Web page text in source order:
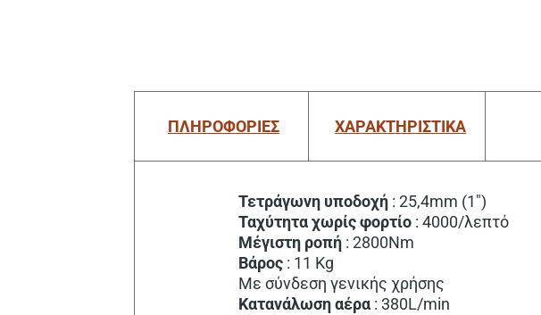
ΠΛΗΡΟΦΟΡΙΕΣ ΧΑΡΑΚΤΗΡΙΣΤΙΚΑ
Τετράγωνη υποδοχή : 25,4mm (1″)
Ταχύτητα χωρίς φορτίο : 4000/λεπτό
Μέγιστη ροπή : 2800Nm
Βάρος : 11 Kg
Με σύνδεση γενικής χρήσης
Κατανάλωση αέρα : 380L/min